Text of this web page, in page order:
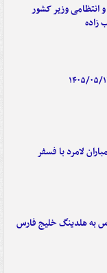
انتظامی وزیر کشور
زاده
لامرد با فسفر